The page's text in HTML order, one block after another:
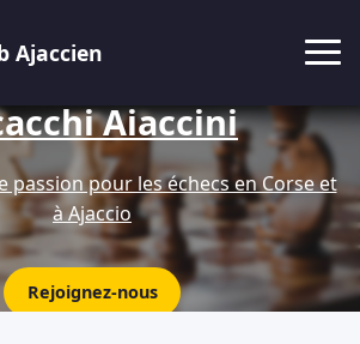
Ajaccien
Aiaccini
passion pour les échecs en Corse et
à Ajaccio
Rejoignez-nous